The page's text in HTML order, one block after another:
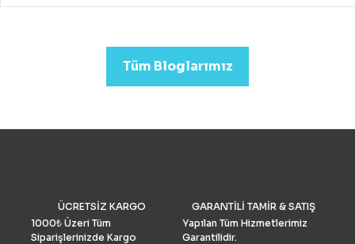
drone almak mümkündür.
emlak)sektörleri için
Drone Fiyatları oldukça
grubu Drone Industry
tarafından FAA drone
numaralarının analizine
Tüm Bloglarımız
ÜCRETSİZ KARGO
1000₺ Üzeri Tüm
Siparişlerinizde Kargo
GARANTİLİ TAMİR & SATIŞ
Yapılan Tüm Hizmetlerimiz
Garantilidir.